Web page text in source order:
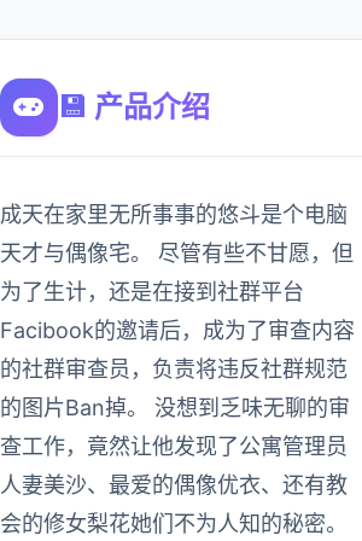
💾 产品介绍
成天在家里无所事事的悠斗是个电脑
天才与偶像宅。 尽管有些不甘愿，但
为了生计，还是在接到社群平台
Facibook的邀请后，成为了审查内容
的社群审查员，负责将违反社群规范
的图片Ban掉。 没想到乏味无聊的审
查工作，竟然让他发现了公寓管理员
人妻美沙、最爱的偶像优衣、还有教
会的修女梨花她们不为人知的秘密。